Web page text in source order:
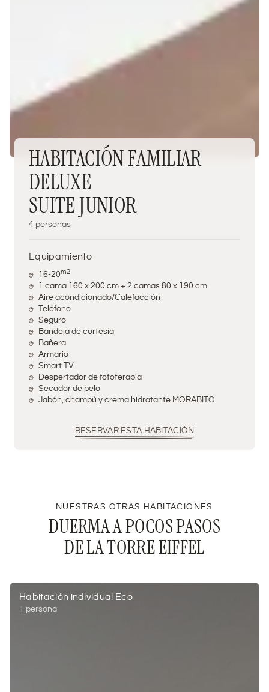
HABITACIÓN FAMILIAR
DELUXE
SUITE JUNIOR
4 personas
Equipamiento
16-20m2‍
1 cama 160 x 200 cm + 2 camas 80 x 190 cm
Aire acondicionado/Calefacción
Teléfono
Seguro
Bandeja de cortesía
Bañera
Armario
Smart TV
Despertador de fototerapia
Secador de pelo
Jabón, champú y crema hidratante MORABITO
RESERVAR ESTA HABITACIÓN
NUESTRAS OTRAS HABITACIONES
DUERMA A POCOS PASOS
DE LA TORRE EIFFEL
Habitación individual Eco
1 persona